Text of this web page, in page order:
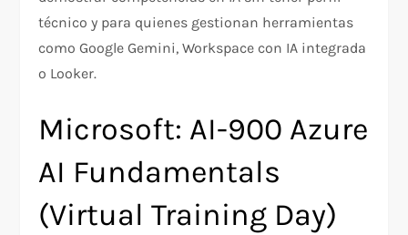
técnico y para quienes gestionan herramientas
como Google Gemini, Workspace con IA integrada
o Looker.
Microsoft: AI-900 Azure
AI Fundamentals
(Virtual Training Day)